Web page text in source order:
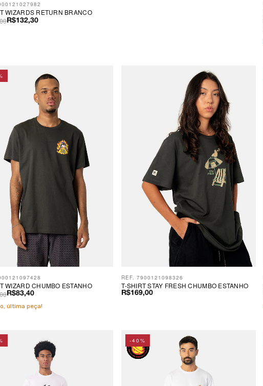
WIZARDS RETURN BRANCO
R$132,30
WIZARD CHUMBO ESTANHO
R$83,40
última peça!
T-SHIRT STAY FRESH CHUMBO ESTANHO
R$169,00
REF. 7900121098326
-40%